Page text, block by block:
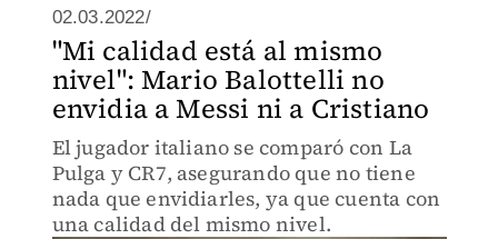
02.03.2022/
"Mi calidad está al mismo
nivel": Mario Balottelli no
envidia a Messi ni a Cristiano
El jugador italiano se comparó con La
Pulga y CR7, asegurando que no tiene
nada que envidiarles, ya que cuenta con
una calidad del mismo nivel.